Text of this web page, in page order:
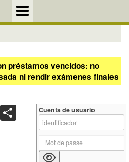
préstamos vencidos: no
ni rendir exámenes finales
Copy
Link
Cuenta de usuario